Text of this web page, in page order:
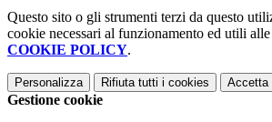
Questo sito o gli strumenti terzi da questo
cookie necessari al funzionamento ed utili
COOKIE POLICY.
Personalizza Rifiuta tutti i cookies Accetta
Gestione cookie